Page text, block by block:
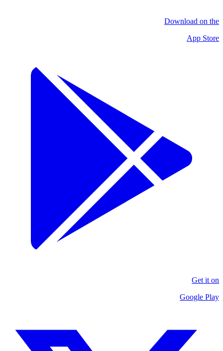
Download on the
App Store
Get it on
Google Play